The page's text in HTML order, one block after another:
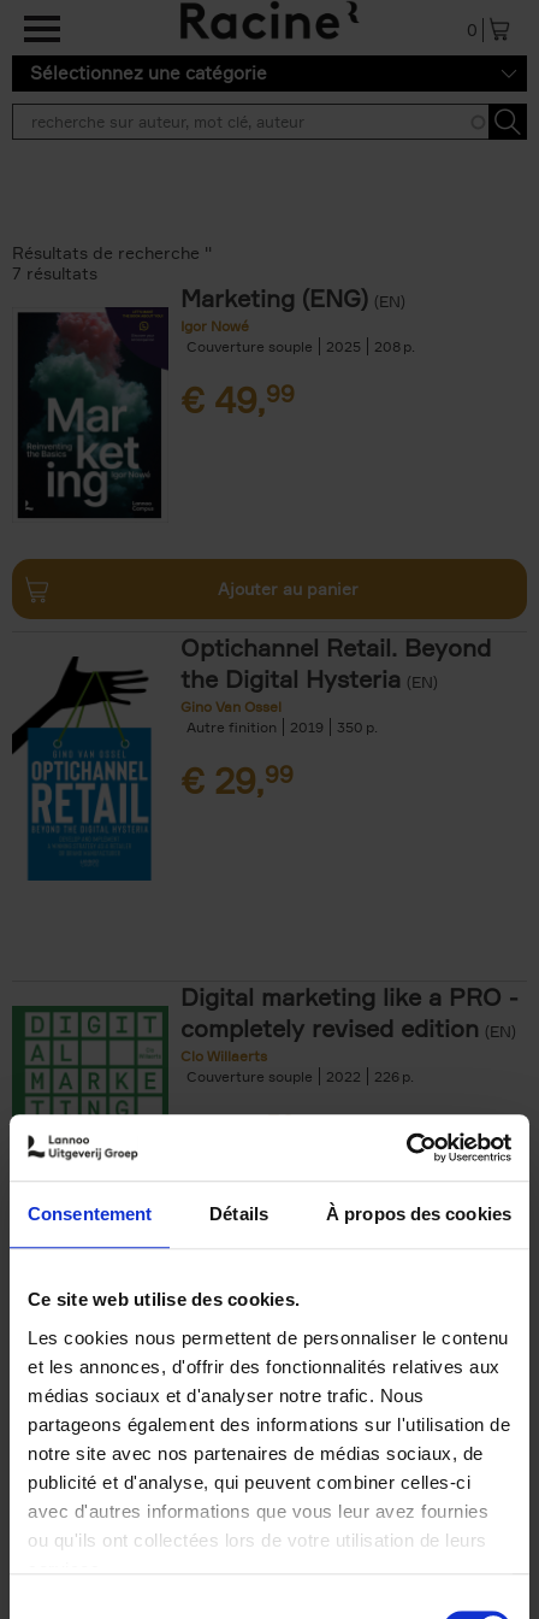
Consentement Détails À propos des cookies
Ce site web utilise des cookies.
Les cookies nous permettent de personnaliser le contenu
et les annonces, d'offrir des fonctionnalités relatives aux
médias sociaux et d'analyser notre trafic. Nous
partageons également des informations sur l'utilisation de
notre site avec nos partenaires de médias sociaux, de
publicité et d'analyse, qui peuvent combiner celles-ci
avec d'autres informations que vous leur avez fournies
ou qu'ils ont collectées lors de votre utilisation de leurs
Aller au contenu principal
0
Sélectionnez une catégorie
Résultats de recherche ''
7 résultats
Marketing (ENG) (EN)
Igor Nowé
Couverture souple
2025 208
€ 49,99
Ajouter au panier
Optichannel Retail. Beyond
the Digital Hysteria (EN)
Gino Van Ossel
Autre finition
2019 350
€ 29,99
Digital marketing like a PRO -
completely revised edition (EN)
Clo Willaerts
Couverture souple
2022 226
€35,50
The Offer You Can't
Refuse
Steven Van Belleghem
Couverture souple
2020 256
€37,50